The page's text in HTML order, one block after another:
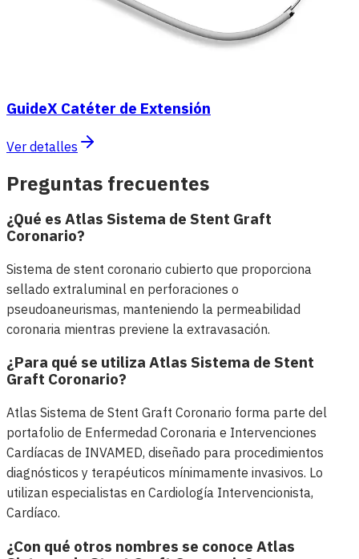
GuideX Catéter de Extensión
Ver detalles
Preguntas frecuentes
¿Qué es Atlas Sistema de Stent Graft
Coronario?
Sistema de stent coronario cubierto que proporciona
sellado extraluminal en perforaciones o
pseudoaneurismas, manteniendo la permeabilidad
coronaria mientras previene la extravasación.
¿Para qué se utiliza Atlas Sistema de Stent
Graft Coronario?
Atlas Sistema de Stent Graft Coronario forma parte del
portafolio de Enfermedad Coronaria e Intervenciones
Cardíacas de INVAMED, diseñado para procedimientos
diagnósticos y terapéuticos mínimamente invasivos. Lo
utilizan especialistas en Cardiología Intervencionista,
Cardíaco.
¿Con qué otros nombres se conoce Atlas